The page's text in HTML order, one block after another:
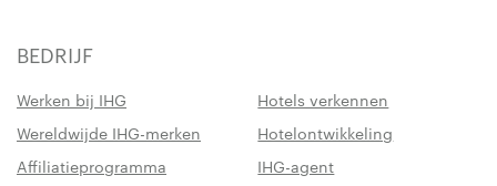
BEDRIJF
Werken bij IHG
Hotels verkennen
Wereldwijde IHG-merken
Hotelontwikkeling
Affiliatieprogramma
IHG-agent